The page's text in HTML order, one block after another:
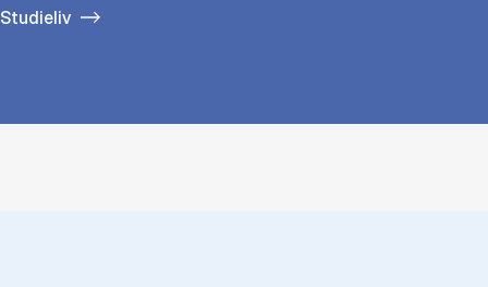
Studieliv